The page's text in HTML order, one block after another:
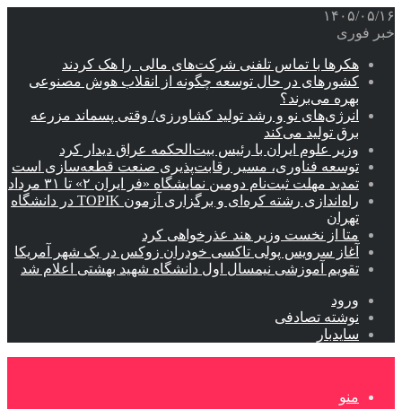
۱۴۰۵/۰۵/۱۶
خبر فوری
هکرها با تماس تلفنی شرکت‌های مالی را هک کردند
کشورهای در حال توسعه چگونه از انقلاب هوش مصنوعی
بهره می‌برند؟
انرژی‌های نو و رشد تولید کشاورزی/ وقتی پسماند مزرعه‌
برق تولید می‌کند
وزیر علوم ایران با رئیس بیت‌الحکمه عراق دیدار کرد
توسعه فناوری، مسیر رقابت‌پذیری صنعت قطعه‌سازی است
تمدید مهلت ثبت‌نام دومین نمایشگاه «فر ایران ۲» تا ۳۱ مرداد
راه‌اندازی رشته کره‌ای و برگزاری آزمون TOPIK در دانشگاه
تهران
متا از نخست وزیر هند عذرخواهی کرد
آغاز سرویس پولی تاکسی خودران زوکس در یک شهر آمریکا
تقویم آموزشی نیمسال اول دانشگاه شهید بهشتی اعلام شد
ورود
نوشته تصادفی
سایدبار
منو